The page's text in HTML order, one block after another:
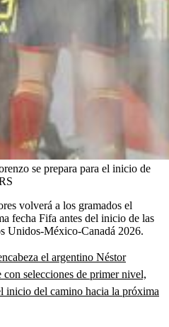
se prepara para el inicio de
volverá a los gramados el
fecha Fifa antes del inicio de las
Unidos-México-Canadá 2026.
el argentino Néstor
con selecciones de primer nivel,
inicio del camino hacia la próxima